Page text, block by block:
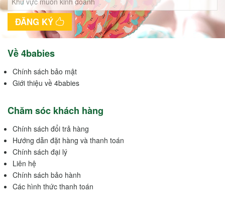
ĐĂNG KÝ
Về 4babies
Chính sách bảo mật
Giới thiệu về 4babies
Chăm sóc khách hàng
Chính sách đổi trả hàng
Hướng dẫn đặt hàng và thanh toán
Chính sách đại lý
Liên hệ
Chính sách bảo hành
Các hình thức thanh toán